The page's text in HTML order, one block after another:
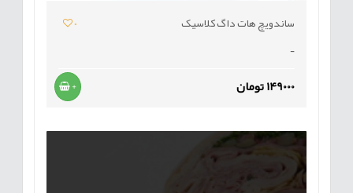
ساندویچ هات داگ کلاسیک
0
-
149000 تومان +